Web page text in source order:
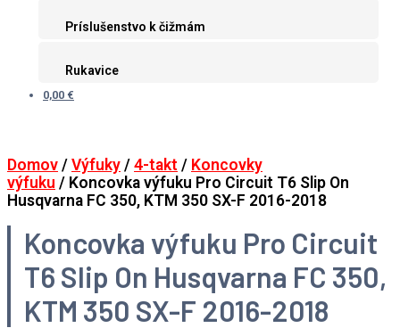
Príslušenstvo k čižmám
Rukavice
0,00 €
Domov / Výfuky / 4-takt / Koncovky
výfuku / Koncovka výfuku Pro Circuit T6 Slip On
Husqvarna FC 350, KTM 350 SX-F 2016-2018
Koncovka výfuku Pro Circuit
T6 Slip On Husqvarna FC 350,
KTM 350 SX-F 2016-2018